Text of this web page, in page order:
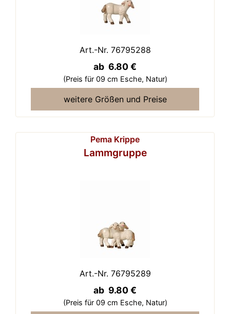
Art.-Nr. 76795288
ab 6.80 €
(Preis für 09 cm Esche, Natur)
weitere Größen und Preise
Pema Krippe
Lammgruppe
Art.-Nr. 76795289
ab 9.80 €
(Preis für 09 cm Esche, Natur)